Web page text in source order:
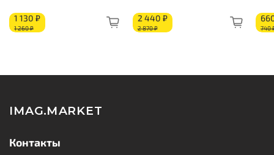
1 130 ₽
1 260 ₽
2 440 ₽
2 870 ₽ 740
IMAG.MARKET
Контакты